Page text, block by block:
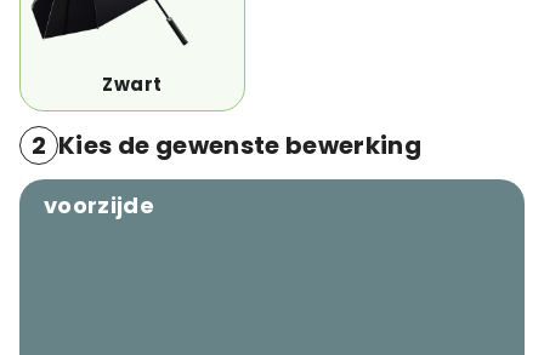
Zwart
2 Kies de gewenste bewerking
voorzijde